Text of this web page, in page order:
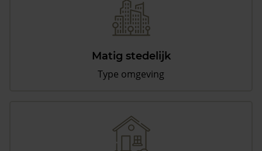
Matig stedelijk
Type omgeving